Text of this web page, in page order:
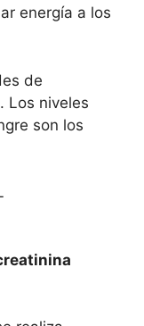
energía a los
de
Los niveles
son los